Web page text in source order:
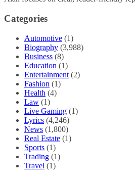
Categories
Automotive (1)
Biography (3,988)
Business (8)
Education (1)
Entertainment (2)
Fashion (1)
Health (4)
Law (1)
Live Gaming (1)
Lyrics (4,246)
News (1,800)
Real Estate (1)
Sports (1)
Trading (1)
Travel (1)